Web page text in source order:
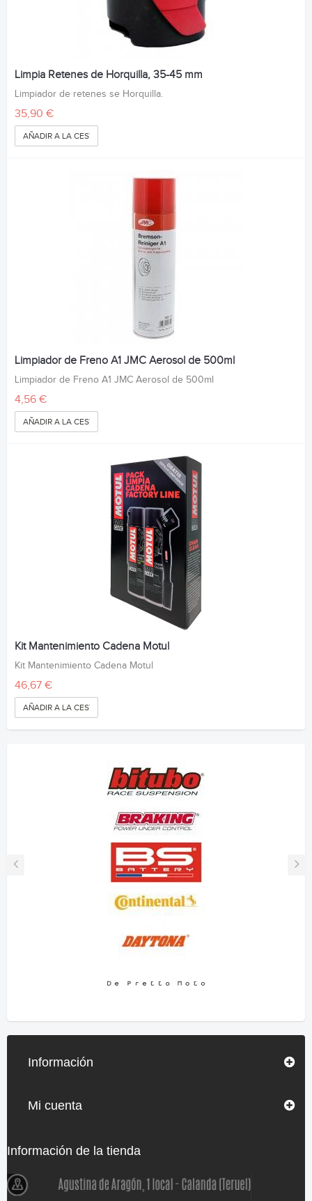
Limpia Retenes de Horquilla, 35-45 mm
Limpiador de retenes se Horquilla.
35,90 €
AÑADIR A LA CESTA
Limpiador de Freno A1 JMC Aerosol de 500ml
Limpiador de Freno A1 JMC Aerosol de 500ml
4,56 €
AÑADIR A LA CESTA
Kit Mantenimiento Cadena Motul
Kit Mantenimiento Cadena Motul
46,67 €
AÑADIR A LA CESTA
Información
Mi cuenta
Información de la tienda